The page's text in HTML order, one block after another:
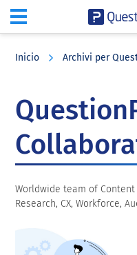
Inicio Archivi per
Worldwide team of
Research, CX, Workforce,